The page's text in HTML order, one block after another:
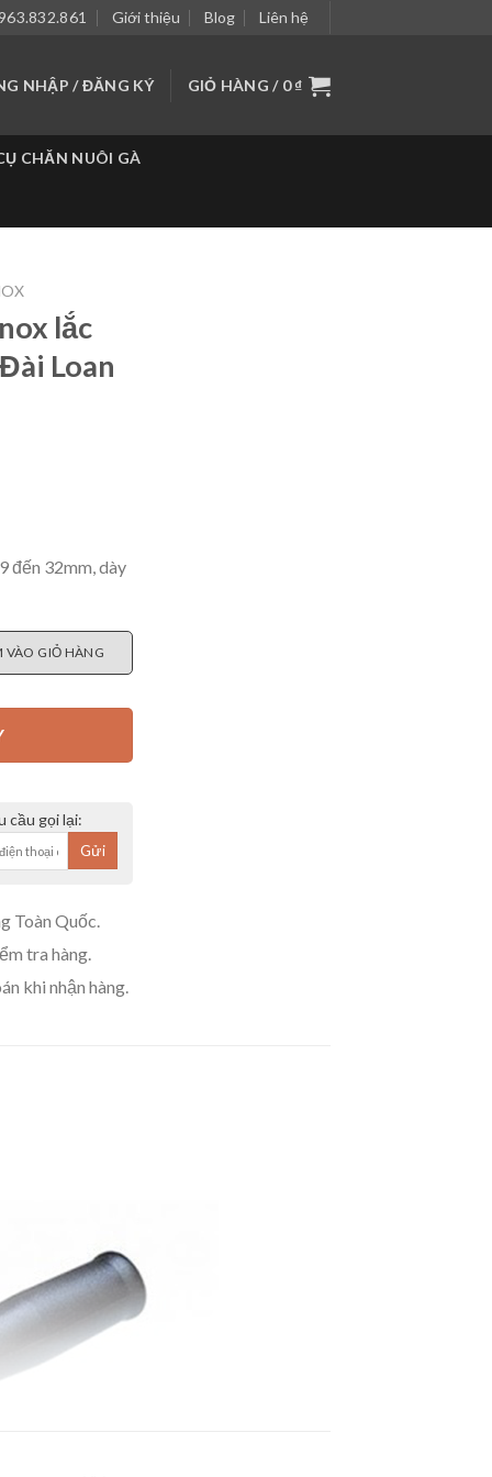
Giới thiệu Blog Liên hệ
NHẬP / ĐĂNG KÝ GIỎ HÀNG / 0₫
CHĂN NUÔI GÀ
lắc
Loan
đến 32mm, dày
S240 - Đài Loan số lượng
VÀO GIỎ HÀNG
cầu gọi lại:
Toàn Quốc.
tra hàng.
khi nhận hàng.